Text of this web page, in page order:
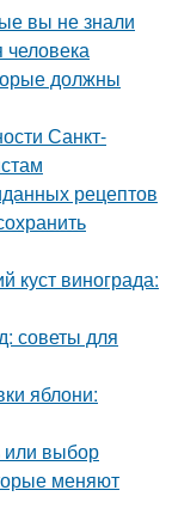
вы не знали
человека
должны
Санкт-
рецептов
куст винограда:
советы для
яблони:
или выбор
меняют